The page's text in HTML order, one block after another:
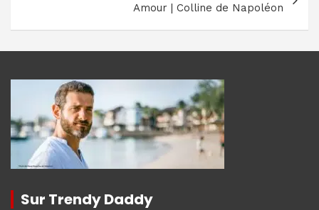
Amour | Colline de Napoléon
Sur Trendy Daddy